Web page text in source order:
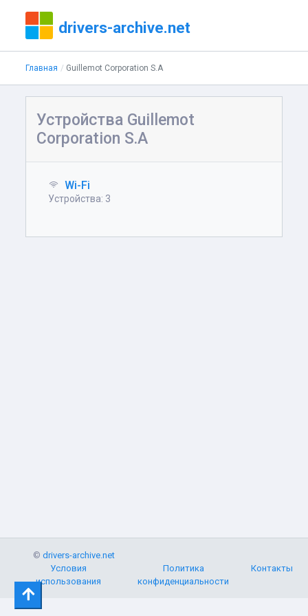
drivers-archive.net
Главная Guillemot Corporation S.A
Устройства Guillemot
Corporation S.A
Wi-Fi
Устройства: 3
©drivers-archive.net
Условия
использования
Политика
конфиденциальности
Контакты